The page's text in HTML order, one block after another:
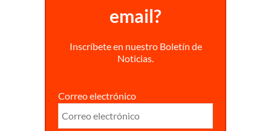
email?
Inscríbete en nuestro Boletín de
Noticias.
Correo electrónico